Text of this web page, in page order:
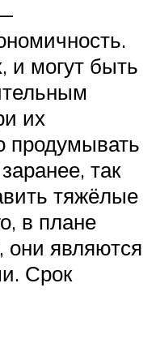
и могут быть
их
продумывать
так
тяжёлые
в плане
они являются
Срок